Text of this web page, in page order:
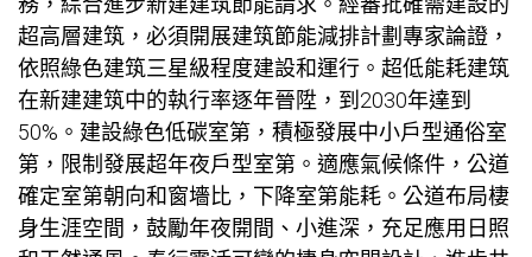
超高層建筑，必須開展建筑節能減排計劃專家論證，
依照綠色建筑三星級程度建設和運行。超低能耗建筑
在新建建筑中的執行率逐年晉陞，到2030年達到
50%。建設綠色低碳室第，積極發展中小戶型通俗室
第，限制發展超年夜戶型室第。適應氣候條件，公道
確定室第朝向和窗墻比，下降室第能耗。公道布局棲
身生涯空間，鼓勵年夜開間、小進深，充足應用日照